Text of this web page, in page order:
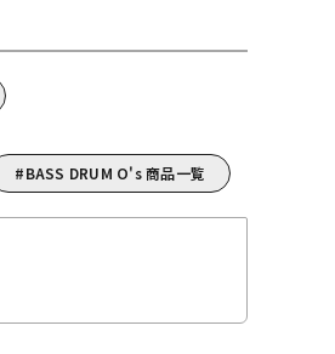
BASS DRUM O's 商品一覧